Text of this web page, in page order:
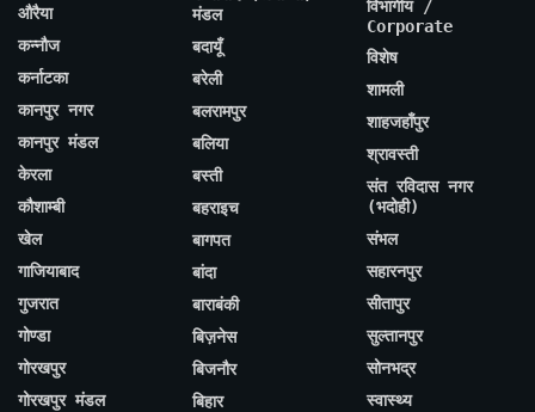
औरैया
कन्नौज
कर्नाटका
कानपुर नगर
कानपुर मंडल
केरला
कौशाम्बी
खेल
गाजियाबाद
गुजरात
गोण्डा
गोरखपुर
गोरखपुर मंडल
मंडल
बदायूँ
बरेली
बलरामपुर
बलिया
बस्ती
बहराइच
बागपत
बांदा
बाराबंकी
बिज़नेस
बिजनौर
बिहार
विभागीय /
Corporate
विशेष
शामली
शाहजहाँपुर
श्रावस्ती
संत रविदास नगर
(भदोही)
संभल
सहारनपुर
सीतापुर
सुल्तानपुर
सोनभद्र
स्वास्थ्य